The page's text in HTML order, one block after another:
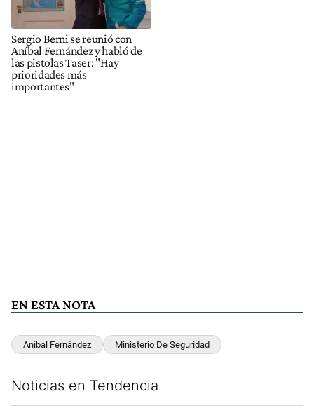
Sergio Berni se reunió con
Aníbal Fernández y habló de
las pistolas Taser: "Hay
prioridades más
importantes"
EN ESTA NOTA
Aníbal Fernández Ministerio De Seguridad
Noticias en Tendencia